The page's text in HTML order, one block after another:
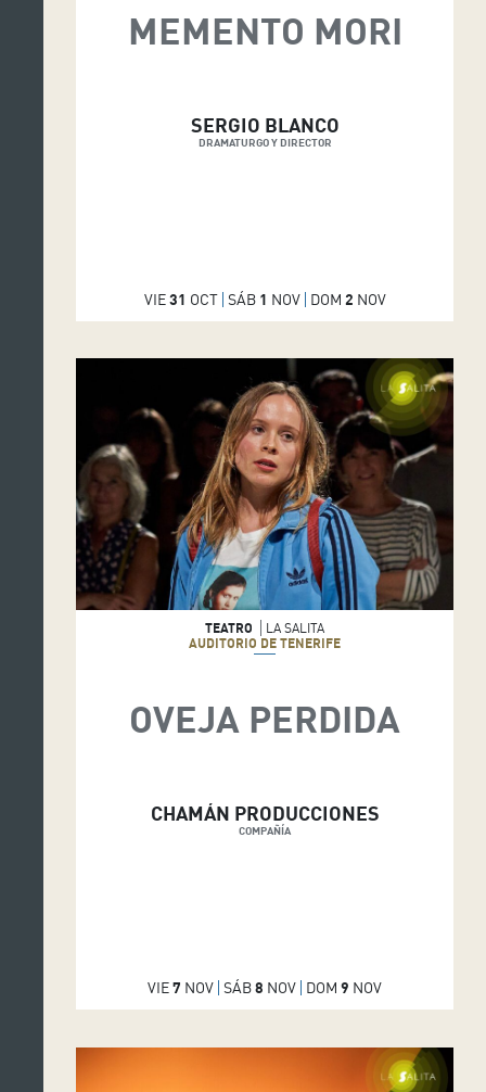
MEMENTO MORI
SERGIO BLANCO
DRAMATURGO Y DIRECTOR
VIE31 OCT SÁB 1 NOV DOM 2 NOV
TEATRO
LA SALITA
AUDITORIO DE TENERIFE
OVEJA PERDIDA
CHAMÁN PRODUCCIONES
COMPAÑÍA
VIE7 NOV SÁB8 NOV DOM 9 NOV